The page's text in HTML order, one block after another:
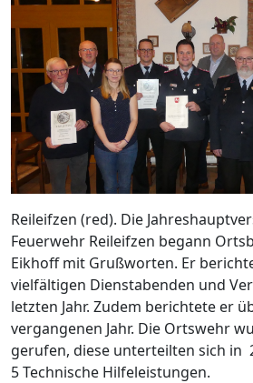
Reileifzen (red). Die
Feuerwehr Reileifzen begann
Eikhoff mit Grußworten. Er
vielfältigen Dienstabenden und
letzten Jahr. Zudem berichtete er
vergangenen Jahr. Die Ortswehr
gerufen, diese unterteilten sich in
5 Technische Hilfeleistungen.